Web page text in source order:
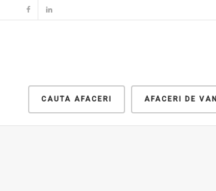
CAUTA AFACERI AFACERI DE